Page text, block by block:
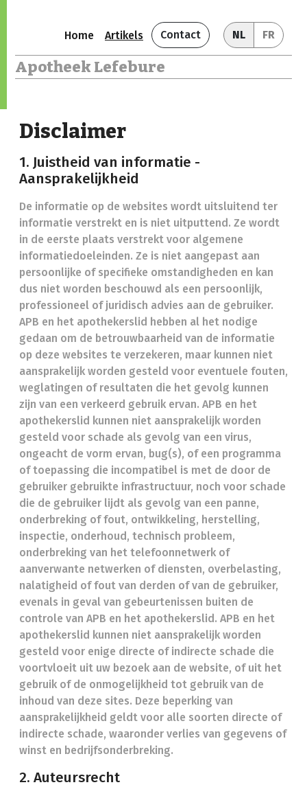
Home Artikels Contact NL FR
Apotheek Lefebure
Disclaimer
1. Juistheid van informatie -
Aansprakelijkheid
De informatie op de websites wordt uitsluitend ter
informatie verstrekt en is niet uitputtend. Ze wordt
in de eerste plaats verstrekt voor algemene
informatiedoeleinden. Ze is niet aangepast aan
persoonlijke of specifieke omstandigheden en kan
dus niet worden beschouwd als een persoonlijk,
professioneel of juridisch advies aan de gebruiker.
APB en het apothekerslid hebben al het nodige
gedaan om de betrouwbaarheid van de informatie
op deze websites te verzekeren, maar kunnen niet
aansprakelijk worden gesteld voor eventuele fouten,
weglatingen of resultaten die het gevolg kunnen
zijn van een verkeerd gebruik ervan. APB en het
apothekerslid kunnen niet aansprakelijk worden
gesteld voor schade als gevolg van een virus,
ongeacht de vorm ervan, bug(s), of een programma
of toepassing die incompatibel is met de door de
gebruiker gebruikte infrastructuur, noch voor schade
die de gebruiker lijdt als gevolg van een panne,
onderbreking of fout, ontwikkeling, herstelling,
inspectie, onderhoud, technisch probleem,
onderbreking van het telefoonnetwerk of
aanverwante netwerken of diensten, overbelasting,
nalatigheid of fout van derden of van de gebruiker,
evenals in geval van gebeurtenissen buiten de
controle van APB en het apothekerslid. APB en het
apothekerslid kunnen niet aansprakelijk worden
gesteld voor enige directe of indirecte schade die
voortvloeit uit uw bezoek aan de website, of uit het
gebruik of de onmogelijkheid tot gebruik van de
inhoud van deze sites. Deze beperking van
aansprakelijkheid geldt voor alle soorten directe of
indirecte schade, waaronder verlies van gegevens of
winst en bedrijfsonderbreking.
2. Auteursrecht